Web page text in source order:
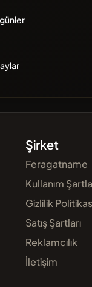
Şirket
Feragatname
Kullanım
Gizlilik
Satış Şartları
Reklamcılık
İletişim